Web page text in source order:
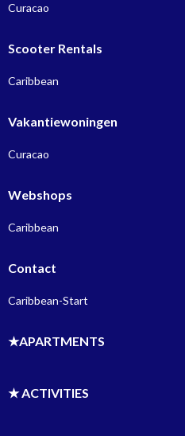
Curacao
Scooter Rentals
Caribbean
Vakantiewoningen
Curacao
Webshops
Caribbean
Contact
Caribbean-Start
★APARTMENTS
★ ACTIVITIES